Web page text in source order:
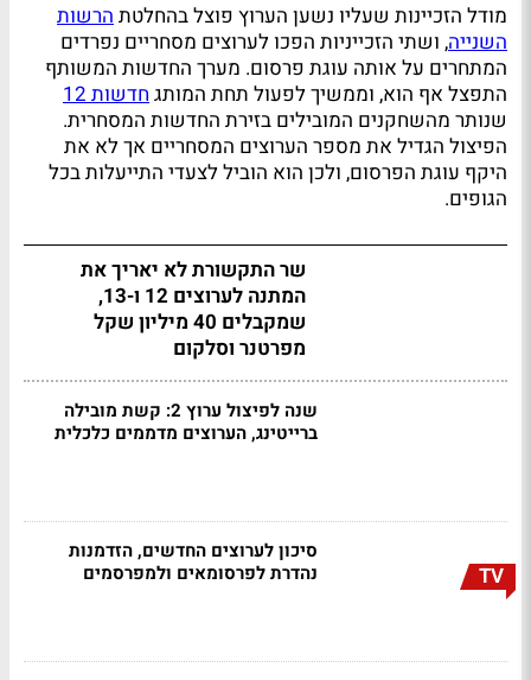
מודל הזכיינות שעליו נשען הערוץ פוצל בהחלטתהרשות
השנייה, ושתי הזכייניות הפכו לערוצים מסחריים נפרדים
המתחרים על אותה עוגת פרסום. מערך החדשות המשותף
התפצל אף הוא, וממשיך לפעול תחת המותגחדשות 12
שנותר מהשחקנים המובילים בזירת החדשות המסחרית.
הפיצול הגדיל את מספר הערוצים המסחריים אך לא את
היקף עוגת הפרסום, ולכן הוא הוביל לצעדי התייעלות בכל
הגופים.
שר התקשורת לא יאריך את
המתנה לערוצים 12 ו-13,
שמקבלים 40 מיליון שקל
מפרטנר וסלקום
שנה לפיצול ערוץ 2: קשת מובילה
ברייטינג, הערוצים מדממים כלכלית
TV
סיכון לערוצים החדשים, הזדמנות
נהדרת לפרסומאים ולמפרסמים